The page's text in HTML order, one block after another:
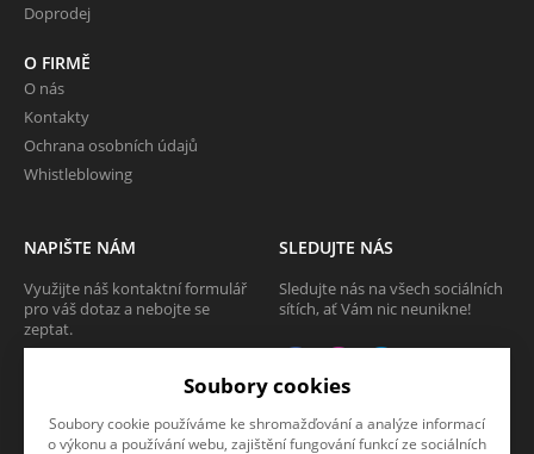
Doprodej
O FIRMĚ
O nás
Kontakty
Ochrana osobních údajů
Whistleblowing
NAPIŠTE NÁM
Využijte náš kontaktní formulář
pro váš dotaz a nebojte se
zeptat.
SLEDUJTE NÁS
Sledujte nás na všech sociálních
sítích, ať Vám nic neunikne!
Soubory cookies
Soubory cookie používáme ke shromažďování a analýze informací
o výkonu a používání webu, zajištění fungování funkcí ze sociálních